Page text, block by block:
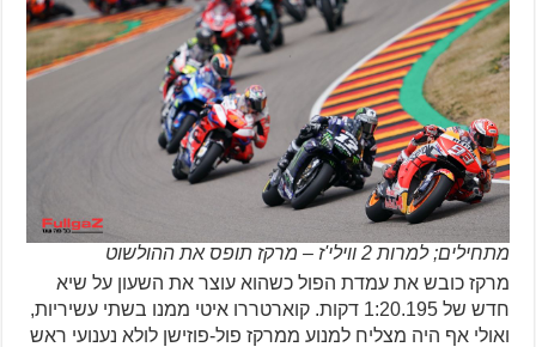
מתחילים; למרות 2 ווילי'ז – מרקז תופס את ההולשוט
מרקז כובש את עמדת הפול כשהוא עוצר את השעון על שיא
חדש של 1:20.195 דקות. קוארטררו איטי ממנו בשתי עשיריות,
ואולי אף היה מצליח למנוע ממרקז פול-פוזישן לולא נענועי ראש